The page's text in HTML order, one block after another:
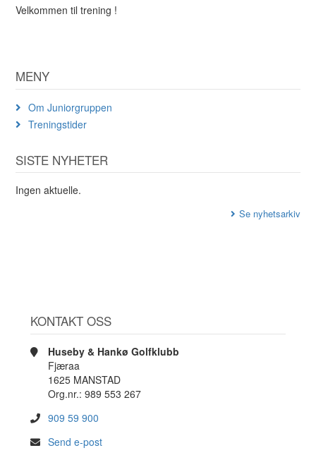
Velkommen til trening !
MENY
Om Juniorgruppen
Treningstider
SISTE NYHETER
Ingen aktuelle.
Se nyhetsarkiv
KONTAKT OSS
Huseby & Hankø Golfklubb
Fjæraa
1625 MANSTAD
Org.nr.: 989 553 267
909 59 900
Send e-post